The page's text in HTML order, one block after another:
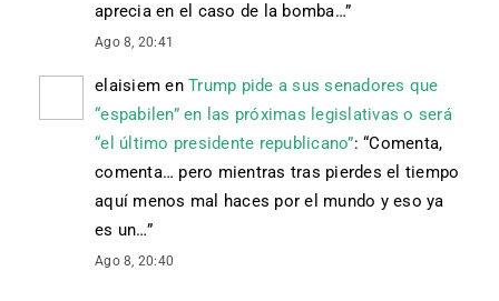
aprecia en el caso de la bomba…”
Ago 8, 20:41
elaisiem en Trump pide a sus senadores que
“espabilen” en las próximas legislativas o será
“el último presidente republicano”: “Comenta,
comenta… pero mientras tras pierdes el tiempo
aquí menos mal haces por el mundo y eso ya
es un…”
Ago 8, 20:40